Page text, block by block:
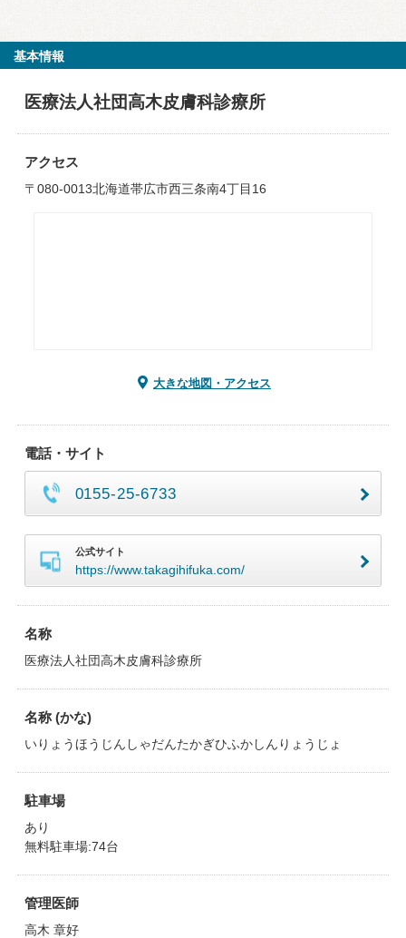
基本情報
医療法人社団高木皮膚科診療所
アクセス
〒080-0013北海道帯広市西三条南4丁目16
大きな地図・アクセス
電話・サイト
0155-25-6733
公式サイト
https://www.takagihifuka.com/
名称
医療法人社団高木皮膚科診療所
名称 (かな)
いりょうほうじんしゃだんたかぎひふかしんりょうじょ
駐車場
あり
無料駐車場:74台
管理医師
高木 章好